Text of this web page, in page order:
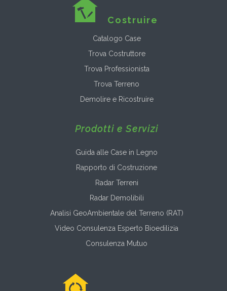
Costruire
Catalogo Case
Trova Costruttore
Trova Professionista
Trova Terreno
Demolire e Ricostruire
Prodotti e Servizi
Guida alle Case in Legno
Rapporto di Costruzione
Radar Terreni
Radar Demolibili
Analisi GeoAmbientale del Terreno (RAT)
Video Consulenza Esperto Bioedilizia
Consulenza Mutuo